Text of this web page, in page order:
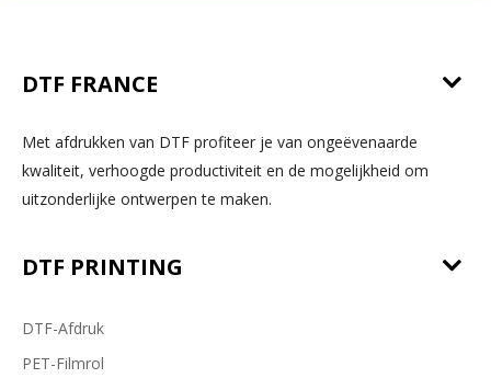
DTF FRANCE
Met afdrukken van DTF profiteer je van ongeëvenaarde
kwaliteit, verhoogde productiviteit en de mogelijkheid om
uitzonderlijke ontwerpen te maken.
DTF PRINTING
DTF-Afdruk
PET-Filmrol